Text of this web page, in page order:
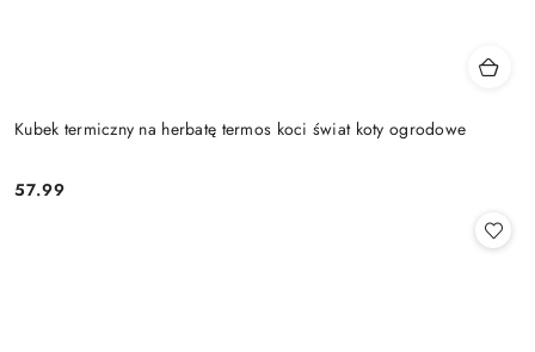
Kubek termiczny na herbatę termos koci świat koty ogrodowe
Cena:
57.99